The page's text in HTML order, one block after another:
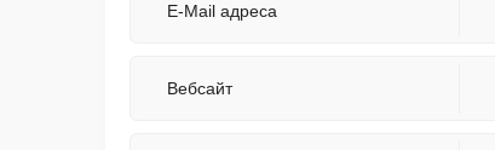
E-Mail адреса
Вебсайт